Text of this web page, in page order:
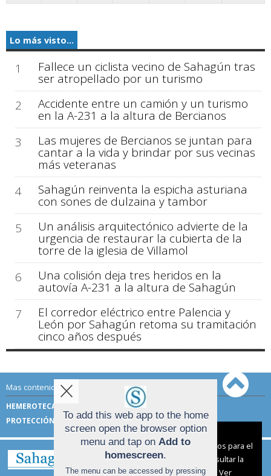
Lo más visto...
1 Fallece un ciclista vecino de Sahagún tras
ser atropellado por un turismo
2
Accidente entre un camión y un turismo
en la A-231 a la altura de Bercianos
3
Las mujeres de Bercianos se juntan para
cantar a la vida y brindar por sus vecinas
más veteranas
4
Sahagún reinventa la espicha asturiana
con sones de dulzaina y tambor
5
Un análisis arquitectónico advierte de la
urgencia de restaurar la cubierta de la
torre de la iglesia de Villamol
6
Una colisión deja tres heridos en la
autovía A-231 a la altura de Sahagún
7
El corredor eléctrico entre Palencia y
León por Sahagún retoma su tramitación
cinco años después
Mas contenido de Sahagún Digital:
HEMEROTECA
TÉRMINOS DE USO
PROTECCIÓN DE DATOS
To add this web app to the home
screen open the browser option
menu and tap on Add to
homescreen.
The menu can be accessed by pressing
Aviso sobre el Uso de cookies:
Utilizamos cookies nuestras y de terceros para el
funcionamiento del digital. Puedes consultar la
lista de cookies y como desconectarlas.
Ver